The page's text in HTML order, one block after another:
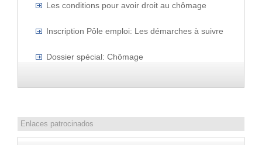
Les conditions pour avoir droit au chômage
Inscription Pôle emploi: Les démarches à suivre
Dossier spécial: Chômage
Enlaces patrocinados